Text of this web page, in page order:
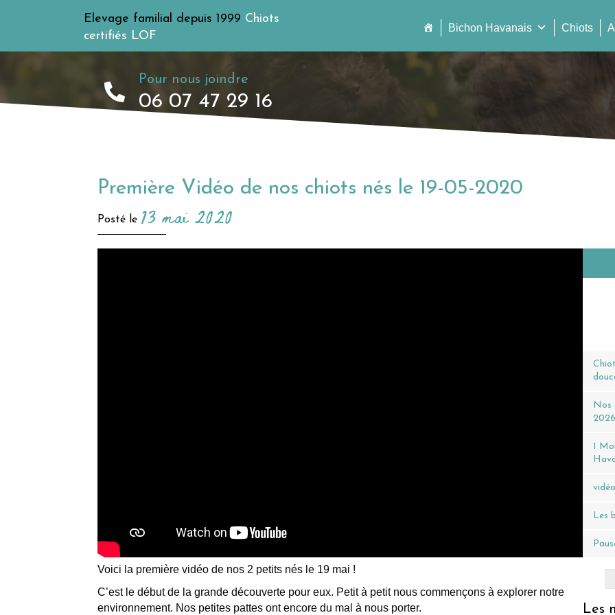
Elevage familial depuis 1999 Chiots
certifiés LOF
Bichon Havanais Chiots
Pour nous joindre
06 07 47 29 16
Première Vidéo de nos chiots nés le 19-05-2020
Posté le 13 mai 2020
Voici la première vidéo de nos 2 petits nés le 19 mai !
C’est le début de la grande découverte pour eux. Petit à petit nous commençons à explorer notre
environnement. Nos petites pattes ont encore du mal à nous porter.
Nos
2026
1
Les
Les